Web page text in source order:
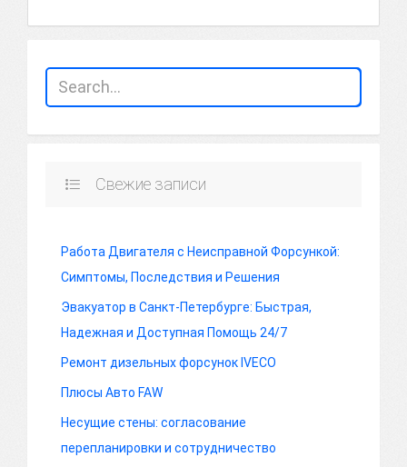
Свежие записи
Работа Двигателя с Неисправной Форсункой:
Симптомы, Последствия и Решения
Эвакуатор в Санкт-Петербурге: Быстрая,
Надежная и Доступная Помощь 24/7
Ремонт дизельных форсунок IVECO
Плюсы Авто FAW
Несущие стены: согласование
перепланировки и сотрудничество